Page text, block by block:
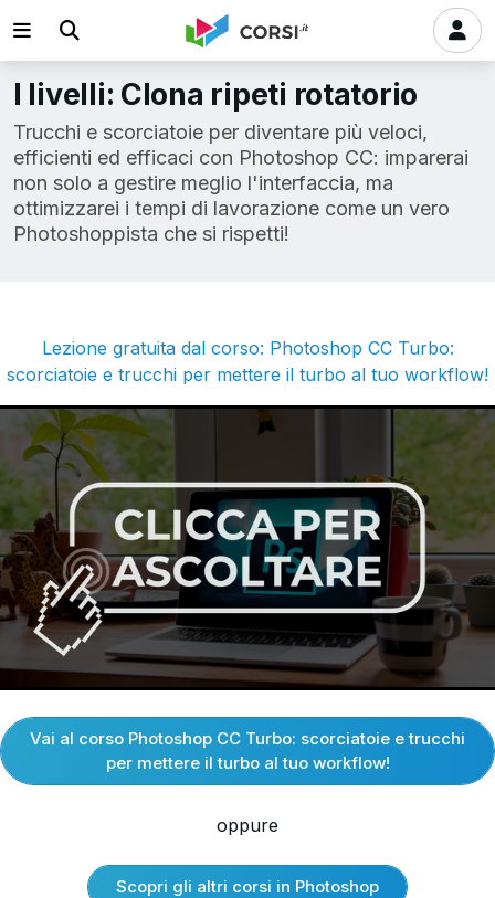
I livelli: Clona ripeti rotatorio
Trucchi e scorciatoie per diventare più veloci,
efficienti ed efficaci con Photoshop CC: imparerai
non solo a gestire meglio l'interfaccia, ma
ottimizzarei i tempi di lavorazione come un vero
Photoshoppista che si rispetti!
Lezione gratuita dal corso: Photoshop CC Turbo:
scorciatoie e trucchi per mettere il turbo al tuo workflow!
Vai al corso Photoshop CC Turbo: scorciatoie e trucchi
per mettere il turbo al tuo workflow!
oppure
Scopri gli altri corsi in Photoshop